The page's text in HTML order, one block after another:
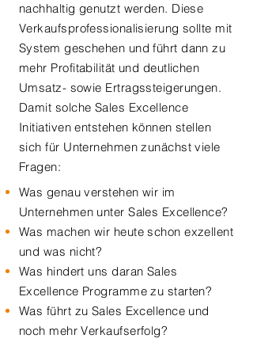
nachhaltig genutzt werden. Diese
Verkaufsprofessionalisierung sollte mit
System geschehen und führt dann zu
mehr Profitabilität und deutlichen
Umsatz- sowie Ertragssteigerungen.
Damit solche Sales Excellence
Initiativen entstehen können stellen
sich für Unternehmen zunächst viele
Fragen:
Was genau verstehen wir im
Unternehmen unter Sales Excellence?
Was machen wir heute schon exzellent
und was nicht?
Was hindert uns daran Sales
Excellence Programme zu starten?
Was führt zu Sales Excellence und
noch mehr Verkaufserfolg?